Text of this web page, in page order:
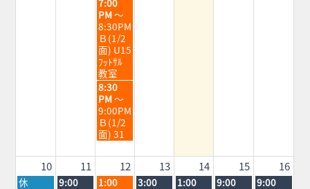
2026
曜
日,
8
月
5th
2026
PM～
8:30PM
Ｂ(1/2
面) U15
ﾌｯﾄｻﾙ
教室
水
曜
日,
8
月
5th
2026
8:30
PM～
9:00PM
Ｂ(1/2
面) 31
10 11 12 13 14 15 16
月
休
火
9:00
水
1:00
木
3:00
金
1:00
土
9:00
日
9:00